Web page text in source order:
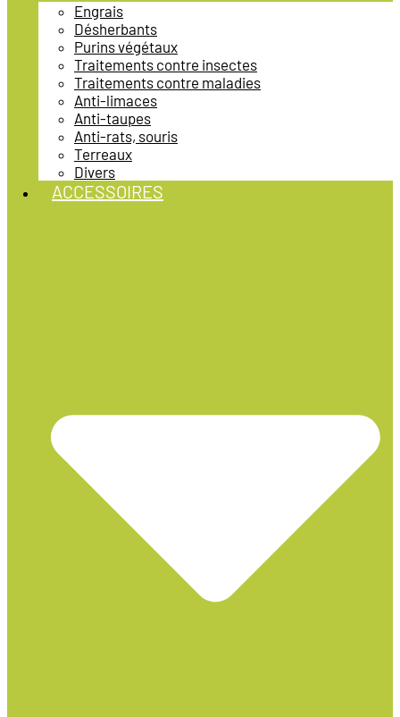
Engrais
Désherbants
Purins végétaux
Traitements contre insectes
Traitements contre maladies
Anti-limaces
Anti-taupes
Anti-rats, souris
Terreaux
Divers
ACCESSOIRES